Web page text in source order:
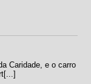
Caridade, e o carro